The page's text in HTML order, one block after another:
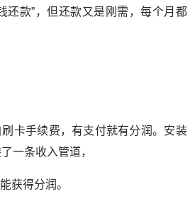
还款”，但还款又是刚需，每个月都
卡手续费，有支付就有分润。安装
一条收入管道，
获得分润。